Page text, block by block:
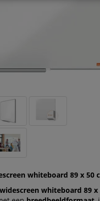
whiteboard 89 x 50
whiteboard 89 x